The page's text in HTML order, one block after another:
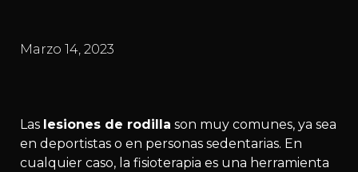
Marzo 14, 2023
Las lesiones de rodilla son muy comunes, ya sea
en deportistas o en personas sedentarias. En
cualquier caso, la fisioterapia es una herramienta